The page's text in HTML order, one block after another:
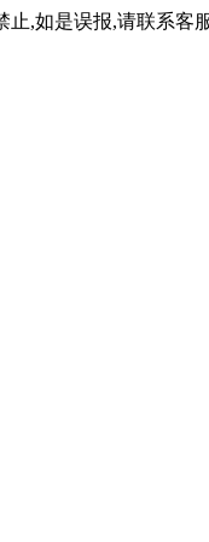
止,如是误报,请联系客